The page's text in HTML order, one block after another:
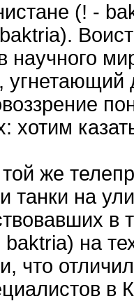
(! -
научного
хотим
же
танки на
на
что
в